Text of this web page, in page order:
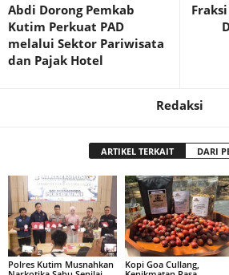
Abdi Dorong Pemkab
Kutim Perkuat PAD
melalui Sektor Pariwisata
dan Pajak Hotel
Redaksi
ARTIKEL TERKAIT DARI
Polres Kutim Musnahkan
Kopi Goa Cullang,